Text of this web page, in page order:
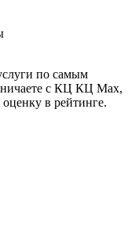
по самым
с КЦ КЦ Max,
в рейтинге.